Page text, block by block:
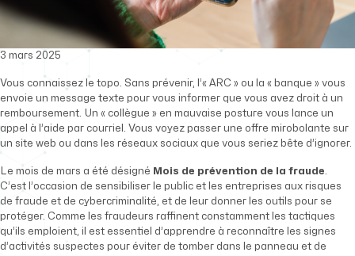
3 mars 2025
Vous connaissez le topo. Sans prévenir, l’« ARC » ou la « banque » vous
envoie un message texte pour vous informer que vous avez droit à un
remboursement. Un « collègue » en mauvaise posture vous lance un
appel à l’aide par courriel. Vous voyez passer une offre mirobolante sur
un site web ou dans les réseaux sociaux que vous seriez bête d’ignorer.
Le mois de mars a été désigné Mois de prévention de la fraude
C’est l’occasion de sensibiliser le public et les entreprises aux risques
de fraude et de cybercriminalité, et de leur donner les outils pour se
protéger. Comme les fraudeurs raffinent constamment les tactiques
qu’ils emploient, il est essentiel d’apprendre à reconnaître les signes
d’activités suspectes pour éviter de tomber dans le panneau et de